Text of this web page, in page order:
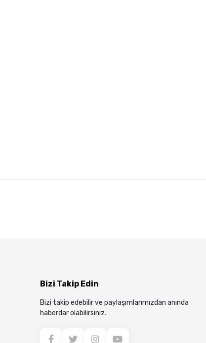
Bizi Takip Edin
Bizi takip edebilir ve paylaşımlarımızdan anında
haberdar olabilirsiniz.